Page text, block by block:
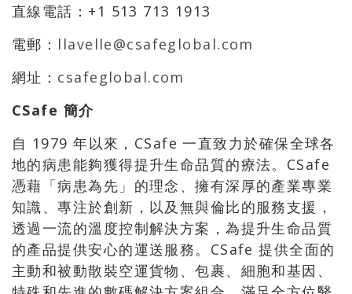
直線電話：+1 513 713 1913
電郵： llavelle@csafeglobal.com
網址： csafeglobal.com
CSafe 簡介
自 1979 年以來，CSafe 一直致力於確保全球各
地的病患能夠獲得提升生命品質的療法。CSafe
憑藉「病患為先」的理念、擁有深厚的產業專業
知識、專注於創新，以及無與倫比的服務支援，
透過一流的溫度控制解決方案，為提升生命品質
的產品提供安心的運送服務。CSafe 提供全面的
主動和被動散裝空運貨物、包裹、細胞和基因、